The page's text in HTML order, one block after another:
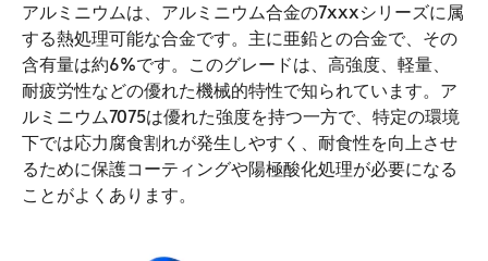
アルミニウムは、アルミニウム合金の7xxxシリーズに属
する熱処理可能な合金です。主に亜鉛との合金で、その
含有量は約6%です。このグレードは、高強度、軽量、
耐疲労性などの優れた機械的特性で知られています。ア
ルミニウム7075は優れた強度を持つ一方で、特定の環境
下では応力腐食割れが発生しやすく、耐食性を向上させ
るために保護コーティングや陽極酸化処理が必要になる
ことがよくあります。